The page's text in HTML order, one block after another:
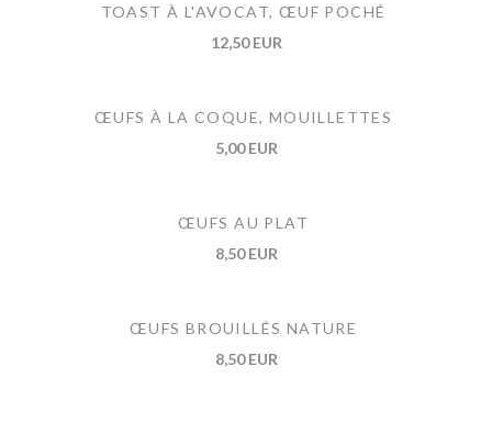
TOAST À L'AVOCAT, ŒUF POCHÉ
12,50 EUR
ŒUFS À LA COQUE, MOUILLETTES
5,00 EUR
ŒUFS AU PLAT
8,50 EUR
ŒUFS BROUILLÉS NATURE
8,50 EUR